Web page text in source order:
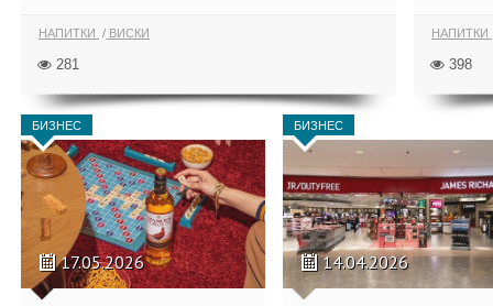
НАПИТКИ ВИСКИ
281
НАПИТКИ
398
БИЗНЕС
17.05.2026
БИЗНЕС
14.04.2026